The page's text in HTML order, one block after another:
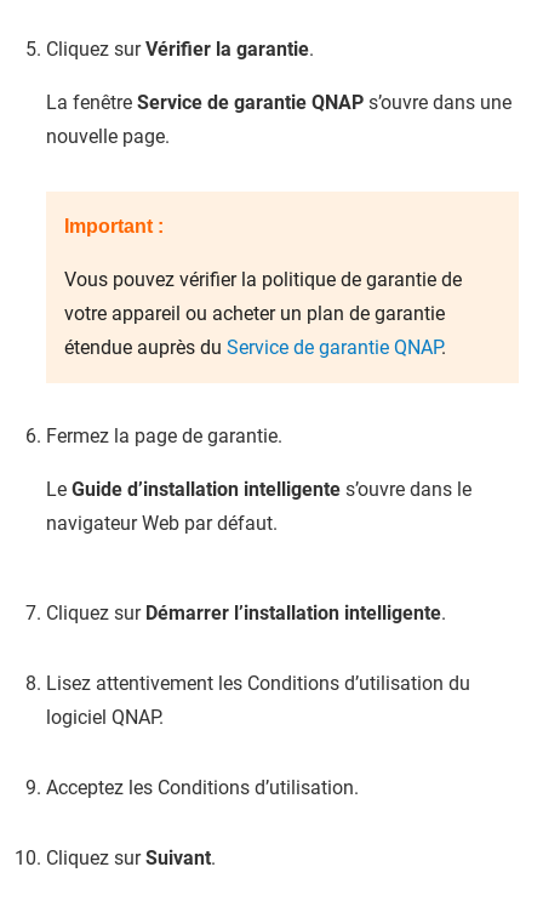
Cliquez surVérifier la garantie.
La fenêtre Service de garantie QNAP s’ouvre dans une
nouvelle page.
Important :
Vous pouvez vérifier la politique de garantie de
votre appareil ou acheter un plan de garantie
étendue auprès du Service de garantie QNAP.
Fermez la page de garantie.
Le Guide d’installation intelligente s’ouvre dans le
navigateur Web par défaut.
Cliquez sur Démarrer l’installation intelligente.
Lisez attentivement les Conditions d’utilisation du
logiciel QNAP.
Acceptez les Conditions d’utilisation.
Cliquez surSuivant.